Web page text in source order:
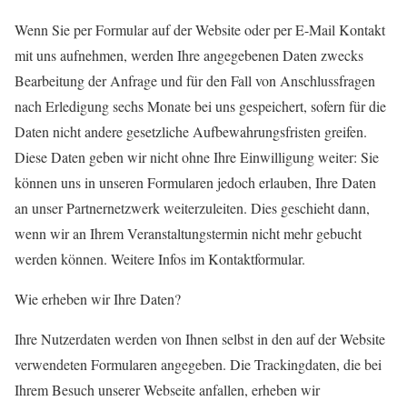
Wenn Sie per Formular auf der Website oder per E-Mail Kontakt
mit uns aufnehmen, werden Ihre angegebenen Daten zwecks
Bearbeitung der Anfrage und für den Fall von Anschlussfragen
nach Erledigung sechs Monate bei uns gespeichert, sofern für die
Daten nicht andere gesetzliche Aufbewahrungsfristen greifen.
Diese Daten geben wir nicht ohne Ihre Einwilligung weiter: Sie
können uns in unseren Formularen jedoch erlauben, Ihre Daten
an unser Partnernetzwerk weiterzuleiten. Dies geschieht dann,
wenn wir an Ihrem Veranstaltungstermin nicht mehr gebucht
werden können. Weitere Infos im Kontaktformular.
Wie erheben wir Ihre Daten?
Ihre Nutzerdaten werden von Ihnen selbst in den auf der Website
verwendeten Formularen angegeben. Die Trackingdaten, die bei
Ihrem Besuch unserer Webseite anfallen, erheben wir